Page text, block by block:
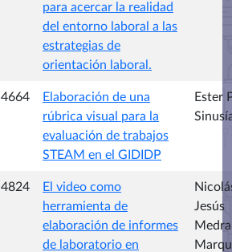
para acercar la realidad
del entorno laboral a las
estrategias de
orientación laboral.
4664
Elaboración de una
rúbrica visual para la
evaluación de trabajos
STEAM en el GIDIDP
Ester
4824
El video como
herramienta de
elaboración de informes
de laboratorio en
Jesús